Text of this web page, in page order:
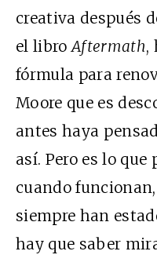
creativa después
el libroAftermath,
fórmula para
Moore que es
antes haya
así. Pero es lo
cuando
siempre han
hay que saber